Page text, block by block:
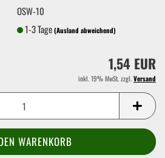
OSW-10
1-3 Tage(Ausland abweichend)
1,54 EUR
inkl. 19% MwSt. zzgl.Versand